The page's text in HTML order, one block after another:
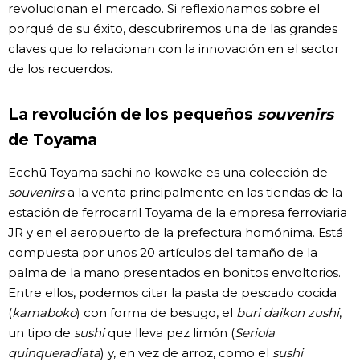
revolucionan el mercado. Si reflexionamos sobre el
porqué de su éxito, descubriremos una de las grandes
claves que lo relacionan con la innovación en el sector
de los recuerdos.
La revolución de los pequeños souvenirs
de Toyama
Ecchū Toyama sachi no kowake es una colección de
souvenirsa la venta principalmente en las tiendas de la
estación de ferrocarril Toyama de la empresa ferroviaria
JR y en el aeropuerto de la prefectura homónima. Está
compuesta por unos 20 artículos del tamaño de la
palma de la mano presentados en bonitos envoltorios.
Entre ellos, podemos citar la pasta de pescado cocida
(kamaboko) con forma de besugo, el buri daikon zushi,
un tipo de sushique lleva pez limón (Seriola
quinqueradiata) y, en vez de arroz, como el sushi